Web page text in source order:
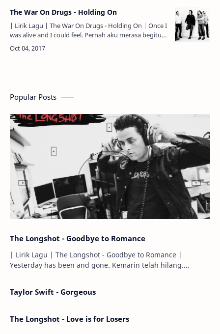
The War On Drugs - Holding On
| Lirik Lagu | The War On Drugs - Holding On | Once I
was alive and I could feel. Pernah aku merasa begitu
hidup dan aku bisa merasakannya. I was holding on …
Popular Posts
The Longshot - Goodbye to Romance
| Lirik Lagu | The Longshot - Goodbye to Romance |
Yesterday has been and gone. Kemarin telah hilang.
Taylor Swift - Gorgeous
The Longshot - Love is for Losers